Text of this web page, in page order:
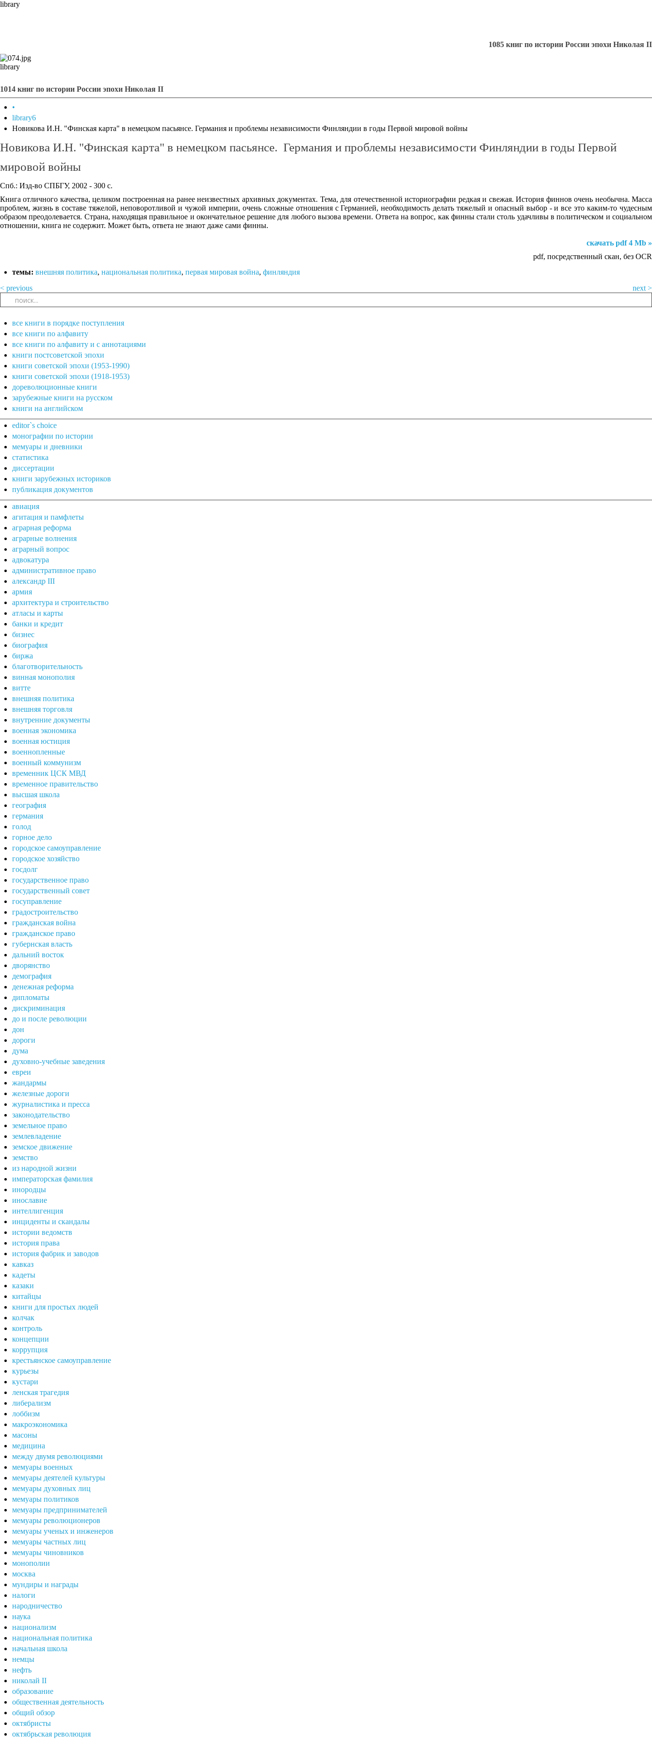
library
1085 книг по истории России эпохи Николая II
library
1014 книг по истории России эпохи Николая II
•
library6
Новикова И.Н. "Финская карта" в немецком пасьянсе. Германия и проблемы независимости Финляндии в годы Первой мировой войны
Новикова И.Н. "Финская карта" в немецком пасьянсе. Германия и проблемы независимости Финляндии в годы Первой
мировой войны
Спб.: Изд-во СПБГУ, 2002 - 300 с.
Книга отличного качества, целиком построенная на ранее неизвестных архивных документах. Тема, для отечественной историографии редкая и свежая. История финнов очень необычна. Масса
проблем, жизнь в составе тяжелой, неповоротливой и чужой империи, очень сложные отношения с Германией, необходимость делать тяжелый и опасный выбор - и все это каким-то чудесным
образом преодолевается. Страна, находящая правильное и окончательное решение для любого вызова времени. Ответа на вопрос, как финны стали столь удачливы в политическом и социальном
отношении, книга не содержит. Может быть, ответа не знают даже сами финны.
скачать pdf 4 Mb »
pdf, посредственный скан, без OCR
темы: внешняя политика, национальная политика, первая мировая война, финляндия
< previous
next >
все книги в порядке поступления
все книги по алфавиту
все книги по алфавиту и с аннотациями
книги постсоветской эпохи
книги советской эпохи (1953-1990)
книги советской эпохи (1918-1953)
дореволюционные книги
зарубежные книги на русском
книги на английском
editor`s choice
монографии по истории
мемуары и дневники
статистика
диссертации
книги зарубежных историков
публикация документов
авиация
агитация и памфлеты
аграрная реформа
аграрные волнения
аграрный вопрос
адвокатура
административное право
александр III
армия
архитектура и строительство
атласы и карты
банки и кредит
бизнес
биография
биржа
благотворительность
винная монополия
витте
внешняя политика
внешняя торговля
внутренние документы
военная экономика
военная юстиция
военнопленные
военный коммунизм
временник ЦСК МВД
временное правительство
высшая школа
география
германия
голод
горное дело
городское самоуправление
городское хозяйство
госдолг
государственное право
государственный совет
госуправление
градостроительство
гражданская война
гражданское право
губернская власть
дальний восток
дворянство
демография
денежная реформа
дипломаты
дискриминация
до и после революции
дон
дороги
дума
духовно-учебные заведения
евреи
жандармы
железные дороги
журналистика и пресса
законодательство
земельное право
землевладение
земское движение
земство
из народной жизни
императорская фамилия
инородцы
инославие
интеллигенция
инциденты и скандалы
истории ведомств
история права
история фабрик и заводов
кавказ
кадеты
казаки
китайцы
книги для простых людей
колчак
контроль
концепции
коррупция
крестьянское самоуправление
курьезы
кустари
ленская трагедия
либерализм
лоббизм
макроэкономика
масоны
медицина
между двумя революциями
мемуары военных
мемуары деятелей культуры
мемуары духовных лиц
мемуары политиков
мемуары предпринимателей
мемуары революционеров
мемуары ученых и инженеров
мемуары частных лиц
мемуары чиновников
монополии
москва
мундиры и награды
налоги
народничество
наука
национализм
национальная политика
начальная школа
немцы
нефть
николай II
образование
общественная деятельность
общий обзор
октябристы
октябрьская революция